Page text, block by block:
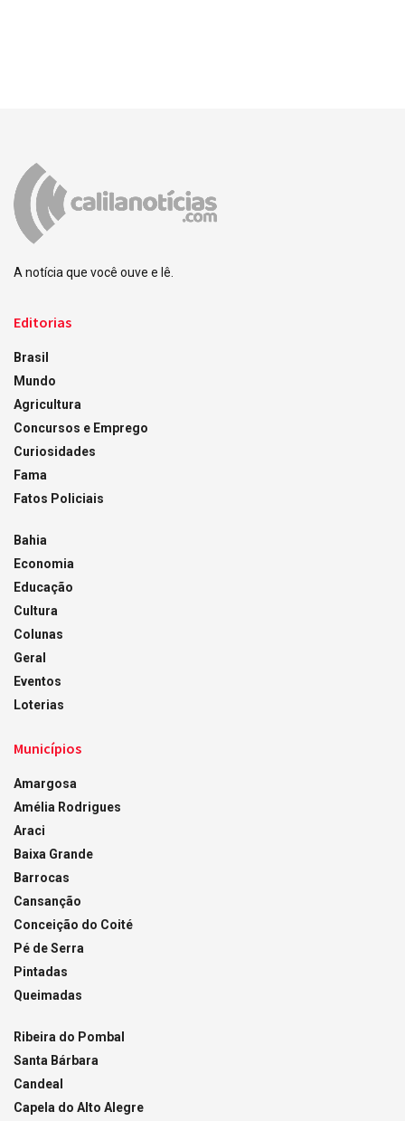
A notícia que você ouve e lê.
Editorias
Brasil
Mundo
Agricultura
Concursos e Emprego
Curiosidades
Fama
Fatos Policiais
Bahia
Economia
Educação
Cultura
Colunas
Geral
Eventos
Loterias
Municípios
Amargosa
Amélia Rodrigues
Araci
Baixa Grande
Barrocas
Cansanção
Conceição do Coité
Pé de Serra
Pintadas
Queimadas
Ribeira do Pombal
Santa Bárbara
Candeal
Capela do Alto Alegre